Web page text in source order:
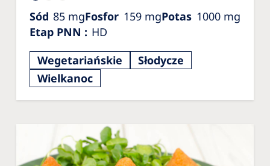
Sód 85 mgFosfor 159 mgPotas 1000 mg
Etap PNN : HD
Wegetariańskie
Słodycze
Wielkanoc